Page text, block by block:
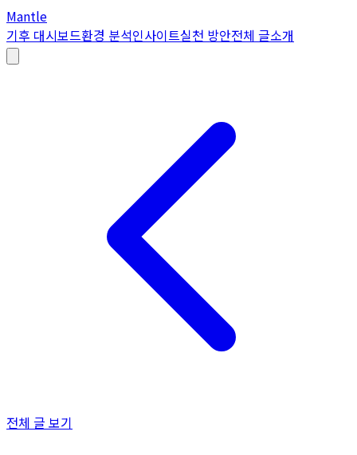
Mantle
기후 대시보드환경 분석인사이트실천 방안전체 글소개
전체 글 보기